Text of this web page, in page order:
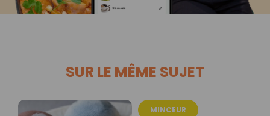
SUR LE MÊME SUJET
MINCEUR